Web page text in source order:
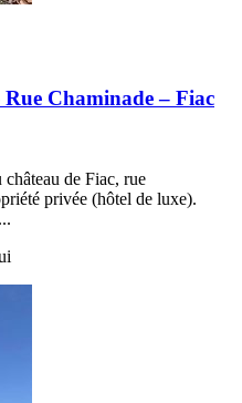
Chaminade – Fiac
de Fiac, rue
privée (hôtel de luxe).